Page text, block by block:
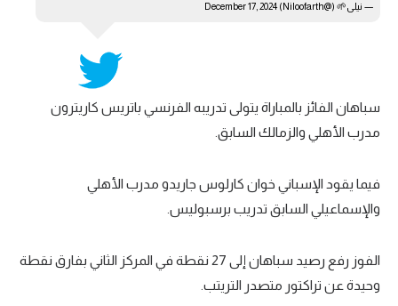
— نیلی🌱 (@Niloofarth) December 17, 2024
سباهان الفائز بالمباراة يتولى تدريبه الفرنسي باتريس كاريترون
مدرب الأهلي والزمالك السابق.
فيما يقود الإسباني خوان كارلوس جاريدو مدرب الأهلي
والإسماعيلي السابق تدريب برسبوليس.
الفوز رفع رصيد سباهان إلى 27 نقطة في المركز الثاني بفارق نقطة
وحيدة عن تراكتور متصدر التريتب.